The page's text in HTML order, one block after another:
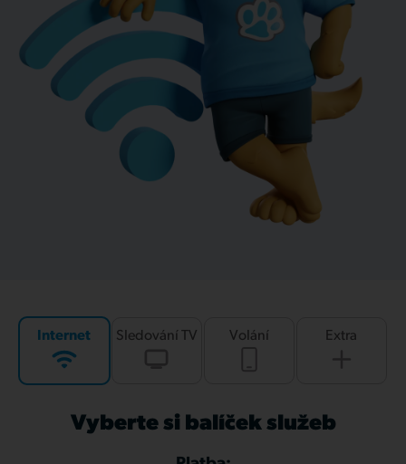
Internet Sledování TV Volání Extra
Vyberte si balíček služeb